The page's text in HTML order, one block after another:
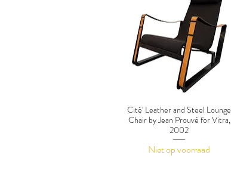
Cité' Leather and Steel Lounge
Chair by Jean Prouvé for Vitra,
2002
Niet op voorraad